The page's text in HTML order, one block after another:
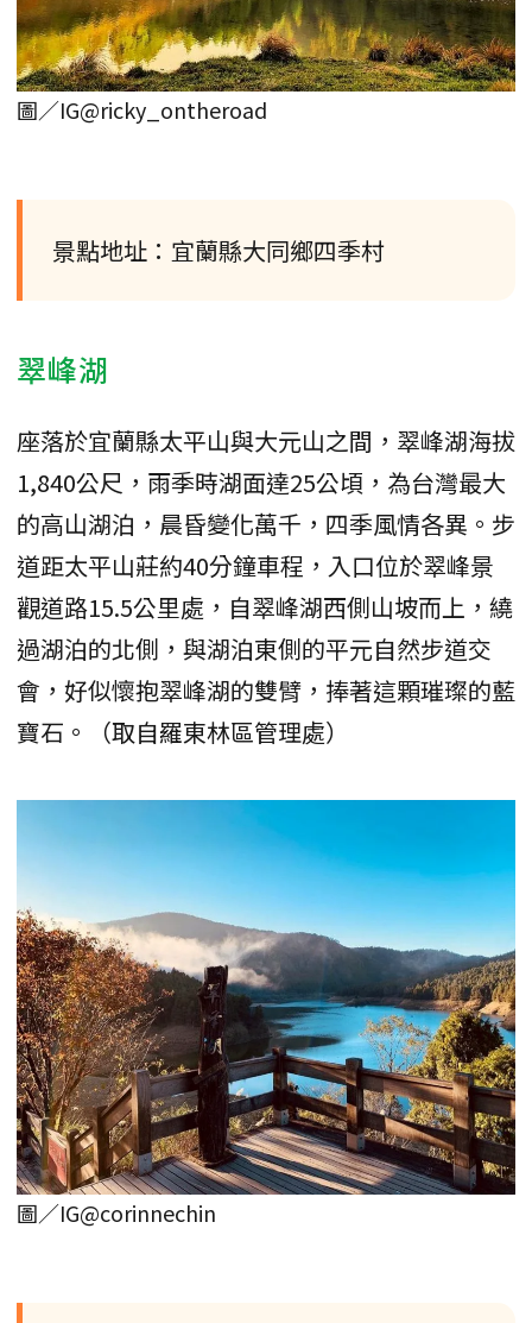
圖／IG@ricky_ontheroad
景點地址：宜蘭縣大同鄉四季村
翠峰湖
座落於宜蘭縣太平山與大元山之間，翠峰湖海拔
1,840公尺，雨季時湖面達25公頃，為台灣最大
的高山湖泊，晨昏變化萬千，四季風情各異。步
道距太平山莊約40分鐘車程，入口位於翠峰景
觀道路15.5公里處，自翠峰湖西側山坡而上，繞
過湖泊的北側，與湖泊東側的平元自然步道交
會，好似懷抱翠峰湖的雙臂，捧著這顆璀璨的藍
寶石。（取自羅東林區管理處）
圖／IG@corinnechin